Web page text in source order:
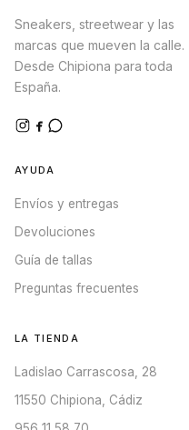
Sneakers, streetwear y las
marcas que mueven la calle.
Desde Chipiona para toda
España.
AYUDA
Envíos y entregas
Devoluciones
Guía de tallas
Preguntas frecuentes
LA TIENDA
Ladislao Carrascosa, 28
11550 Chipiona, Cádiz